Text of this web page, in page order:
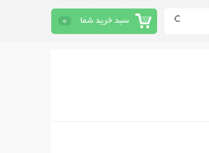
سبد خرید شما 0